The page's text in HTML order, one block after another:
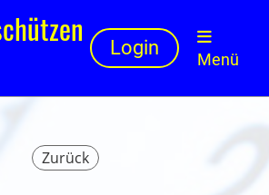
Login
Menü
Zurück